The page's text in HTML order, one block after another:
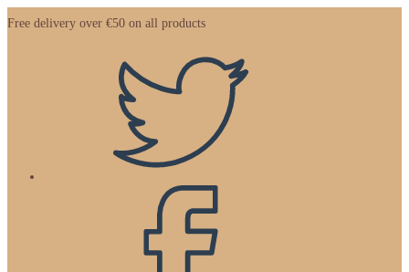
Inhalt
Free delivery over €50 on all products